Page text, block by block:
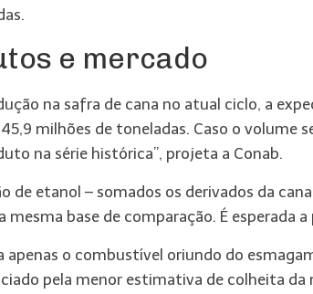
e mercado
na safra de cana no atual ciclo, a
milhões de toneladas. Caso o volume
na série histórica”, projeta a Conab.
de etanol – somados os derivados da
mesma base de comparação. É esperada
apenas o combustível oriundo do
pela menor estimativa de colheita da